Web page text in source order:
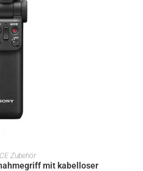
Zubehör
mit kabelloser